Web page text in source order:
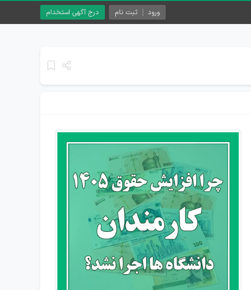
درج آگهی استخدام ورود ثبت نام